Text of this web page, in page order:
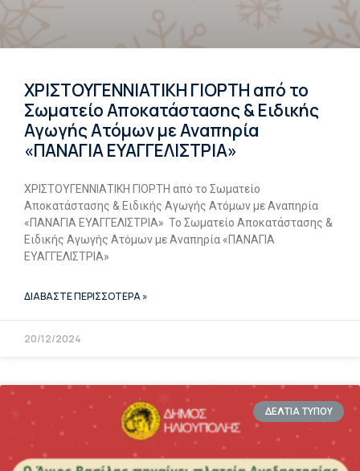
ΧΡΙΣΤΟΥΓΕΝΝΙΑΤΙΚΗ ΓΙΟΡΤΗ από το
Σωματείο Αποκατάστασης & Ειδικής
Αγωγής Ατόμων με Αναπηρία
«ΠΑΝΑΓΙΑ ΕΥΑΓΓΕΛΙΣΤΡΙΑ»
ΧΡΙΣΤΟΥΓΕΝΝΙΑΤΙΚΗ ΓΙΟΡΤΗ από το Σωματείο
Αποκατάστασης & Ειδικής Αγωγής Ατόμων με Αναπηρία
«ΠΑΝΑΓΙΑ ΕΥΑΓΓΕΛΙΣΤΡΙΑ» Το Σωματείο Αποκατάστασης &
Ειδικής Αγωγής Ατόμων με Αναπηρία «ΠΑΝΑΓΙΑ
ΕΥΑΓΓΕΛΙΣΤΡΙΑ»
ΔΙΑΒΑΣΤΕ ΠΕΡΙΣΣΟΤΕΡΑ »
20/12/2024
ΔΕΛΤΙΑ ΤΥΠΟΥ